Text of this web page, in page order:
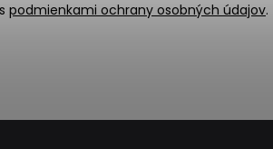
podmienkami ochrany osobných údajov.